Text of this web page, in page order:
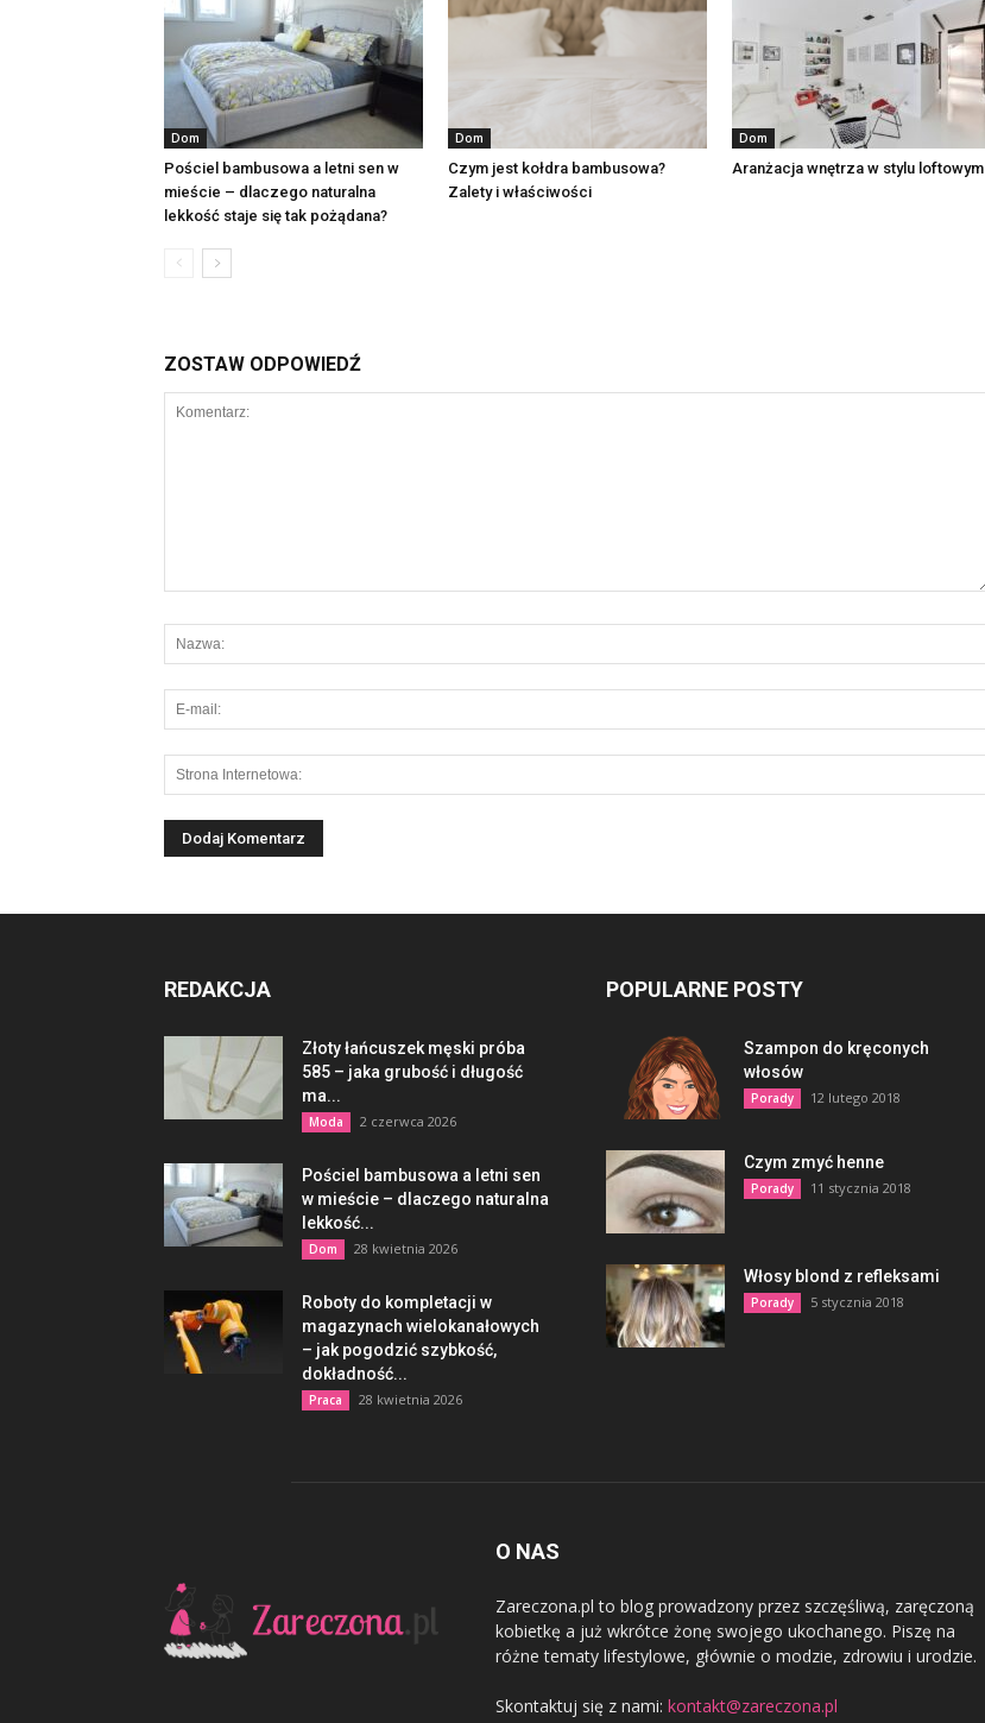
Dom
Pościel bambusowa a letni sen w
mieście – dlaczego naturalna
lekkość staje się tak pożądana?
Dom
Czym jest kołdra bambusowa?
Zalety i właściwości
Dom
Aranżacja wnętrza w stylu loftowym
ZOSTAW ODPOWIEDŹ
REDAKCJA
Złoty łańcuszek męski próba
585 – jaka grubość i długość
ma...
Moda 2 czerwca 2026
Pościel bambusowa a letni sen
w mieście – dlaczego naturalna
lekkość...
Dom 28 kwietnia 2026
Roboty do kompletacji w
magazynach wielokanałowych
– jak pogodzić szybkość,
dokładność...
Praca 28 kwietnia 2026
POPULARNE POSTY
Szampon do kręconych
włosów
Porady 12 lutego 2018
Czym zmyć henne
Porady 11 stycznia 2018
Włosy blond z refleksami
Porady 5 stycznia 2018
O NAS
Zareczona.pl to blog prowadzony przez szczęśliwą, zaręczoną
kobietkę a już wkrótce żonę swojego ukochanego. Piszę na
różne tematy lifestylowe, głównie o modzie, zdrowiu i urodzie.
Skontaktuj się z nami: kontakt@zareczona.pl